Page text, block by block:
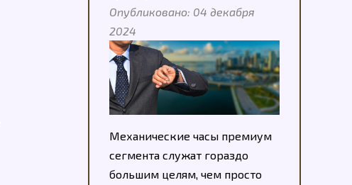
Опубликовано: 04 декабря
2024
Механические часы премиум
сегмента служат гораздо
большим целям, чем просто